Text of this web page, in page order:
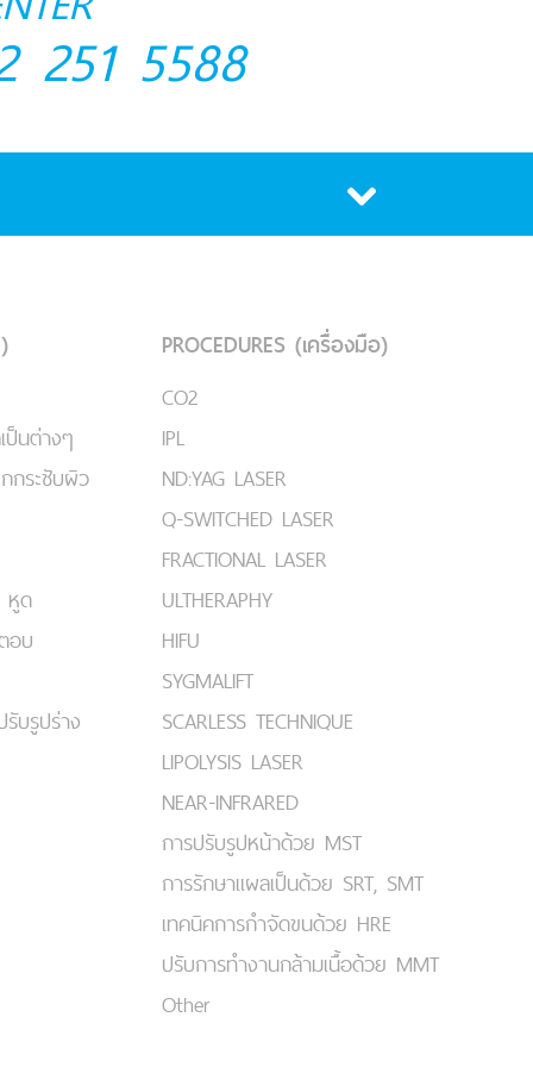
251 5588
นต่างๆ
ระชับผิว
หูด
อบ
บรูปร่าง
PROCEDURES (เครื่องมือ)
CO2
IPL
ND:YAG LASER
Q-SWITCHED LASER
FRACTIONAL LASER
ULTHERAPHY
HIFU
SYGMALIFT
SCARLESS TECHNIQUE
LIPOLYSIS LASER
NEAR-INFRARED
การปรับรูปหน้าด้วย MST
การรักษาแผลเป็นด้วย SRT, SMT
เทคนิคการกำจัดขนด้วย HRE
ปรับการทำงานกล้ามเนื้อด้วย MMT
Other